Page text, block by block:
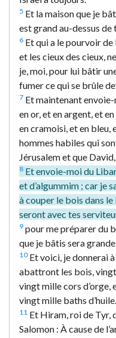
5 Et la maison que je
est grand au-dessus de
6 Et qui a le pourvoir de
et les cieux des cieux,
je, moi, pour lui bâtir
fumer ce qui se brûle
7 Et maintenant
en or, et en argent, et
en cramoisi, et en bleu,
hommes habiles qui
Jérusalem et que
8 Et envoie-moi du
et d’algummim ; car je
à couper le bois dans
seront avec tes
9 pour me préparer du
que je bâtis sera
10Et voici, je donnerai
abattront les bois,
vingt mille cors d’orge,
vingt mille baths d’huile.
11 Et Hiram, roi de Tyr,
Salomon : À cause de